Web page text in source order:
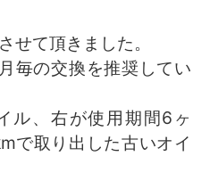
せて頂きました。
毎の交換を推奨してい
ル、右が使用期間6ヶ
で取り出した古いオイ